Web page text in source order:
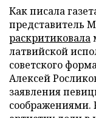
Как писала
представитель
раскритиковала
латвийской
советского
Алексей
заявления
соображениями.